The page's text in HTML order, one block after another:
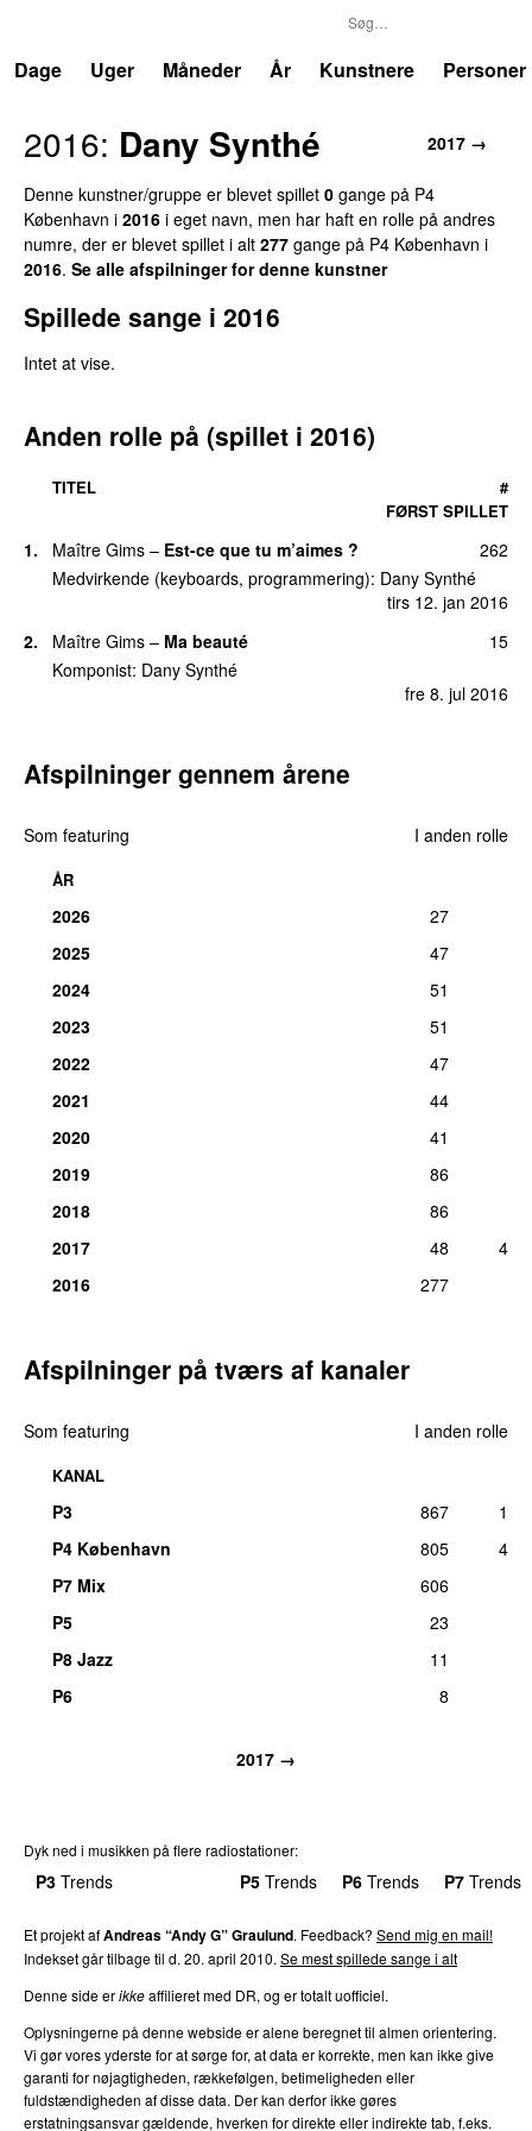
Dage
Uger Måneder År Kunstnere Personer
2017 →
2016: Dany Synthé
Denne kunstner/gruppe er blevet spillet 0 gange på P4
København i 2016 i eget navn, men har haft en rolle på andres
numre, der er blevet spillet i alt 277 gange på P4 København i
2016. Se alle afspilninger for denne kunstner
Spillede sange i 2016
Intet at vise.
Anden rolle på (spillet i 2016)
TITEL
FØRST SPILLET
#
1. Maître Gims – Est-ce que tu m’aimes ?
tirs 12. jan 2016
262
Medvirkende (keyboards, programmering): Dany Synthé
2. Maître Gims – Ma beauté
fre 8. jul 2016
15
Komponist: Dany Synthé
Afspilninger gennem årene
Som featuring I anden rolle
ÅR
2026
27
2025
47
2024
51
2023
51
2022
47
2021
44
2020
41
2019
86
2018
86
2017
48
4
2016
277
Afspilninger på tværs af kanaler
Som featuring I anden rolle
KANAL
P3 867
1
P4 København
805
4
P7 Mix
606
P5
23
P8 Jazz
11
P6
8
2017 →
Dyk ned i musikken på flere radiostationer:
P3 Trends P5 Trends P6 Trends P7 Trends
Et projekt afAndreas “Andy G” Graulund. Feedback? Send mig en mail!
Indekset går tilbage til d. 20. april 2010. Se mest spillede sange i alt
Denne side erikkeaffilieret med DR, og er totalt uofficiel.
Oplysningerne på denne webside er alene beregnet til almen orientering.
Vi gør vores yderste for at sørge for, at data er korrekte, men kan ikke give
garanti for nøjagtigheden, rækkefølgen, betimeligheden eller
fuldstændigheden af disse data. Der kan derfor ikke gøres
erstatningsansvar gældende, hverken for direkte eller indirekte tab, f.eks.